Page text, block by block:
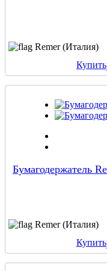
Remer (Италия)
Купить
Бумагодержатель
Remer (Италия)
Купить